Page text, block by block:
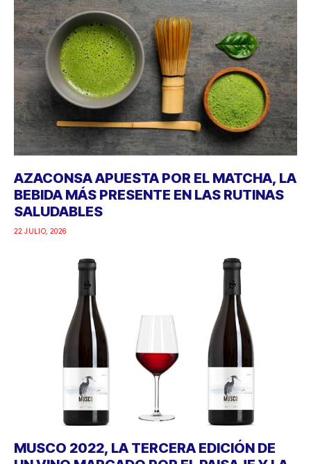
AZACONSA APUESTA POR EL MATCHA, LA
BEBIDA MÁS PRESENTE EN LAS RUTINAS
SALUDABLES
22 JULIO, 2026
MUSCO 2022, LA TERCERA EDICIÓN DE